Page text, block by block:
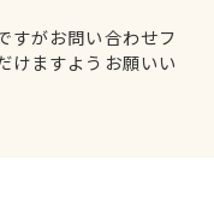
すがお問い合わせフ
けますようお願いい